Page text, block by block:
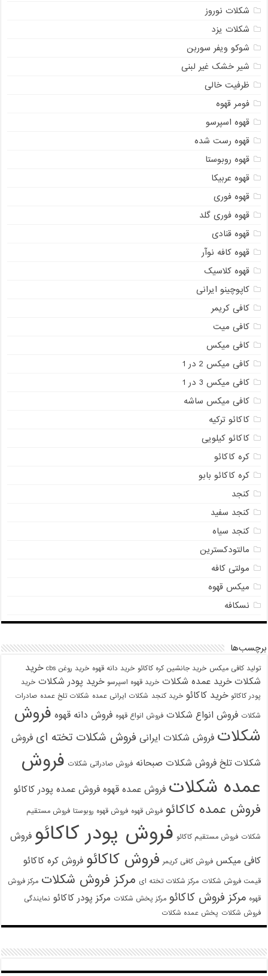
شکلات نوروز
شکلات یزد
شوکو ویفر سوربن
شیر خشک غیر لبنی
ظرفیت خالی
فومر قهوه
قهوه اسپرسو
قهوه رست شده
قهوه روبوستا
قهوه عربیکا
قهوه فوری
قهوه فوری گلد
قهوه قنادی
قهوه کافه نوآر
قهوه کلاسیک
کاپوچینو ایرانی
کافی کریمر
کافی میت
کافی میکس
کافی میکس 2 در 1
کافی میکس 3 در 1
کافی میکس ساشه
کاکائو ترکیه
کاکائو کیلویی
کره کاکائو
کره کاکائو بابو
کنجد
کنجد سفید
کنجد سیاه
مالتودکسترین
مولتی کافه
میکس قهوه
نسکافه
برچسب‌ها
تولید کافی میکس خرید جانشین کره کاکائو خرید دانه قهوه خرید روغن cbs
خرید
شکلات خرید عمده شکلات خرید قهوه اسپرسو خرید پودر شکلات خرید
پودر کاکائو خرید کاکائو خرید کنجد شکلات ایرانی عمده شکلات تلخ عمده صادرات
شکلات فروش انواع شکلات فروش انواع قهوه فروش دانه قهوه فروش
شکلات فروش شکلات ایرانی فروش شکلات تخته ای فروش
شکلات تلخ فروش شکلات صبحانه فروش صادراتی شکلات فروش
عمده شکلات فروش عمده قهوه فروش عمده پودر کاکائو
فروش عمده کاکائو فروش قهوه فروش قهوه روبوستا فروش مستقیم
شکلات فروش مستقیم کاکائو فروش پودر کاکائو فروش
کافی میکس فروش کافی کریمر فروش کاکائو فروش کره کاکائو
قیمت فروش شکلات مرکز شکلات تخته ای مرکز فروش شکلات مرکز فروش
قهوه مرکز فروش کاکائو مرکز پخش شکلات مرکز پودر کاکائو نمایندگی
فروش شکلات پخش عمده شکلات